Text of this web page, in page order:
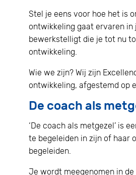
Stel je eens voor hoe het is
ontwikkeling gaat ervaren
bewerkstelligt die je tot nu
ontwikkeling.
Wie we zijn? Wij zijn
ontwikkeling, afgestemd op
De coach als
‘De coach als metgezel’ is
te begeleiden in zijn of haar
begeleiden.
Je wordt meegenomen in